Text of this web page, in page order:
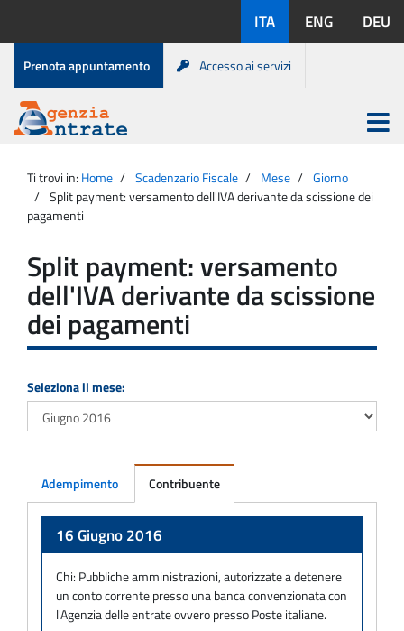
contenuto
disponibili:
ITA ENG DEU
Menu
di
servizio
Prenota appuntamento Accesso ai servizi
Agenzia
Entrate
Apri
menu
principale
Ti trovi in: Home Scadenzario Fiscale Mese
Giorno
Split payment: versamento dell'IVA derivante da scissione dei
pagamenti
Split payment: versamento
dell'IVA derivante da scissione
dei pagamenti
Seleziona il mese:
Adempimento Contribuente
16 Giugno 2016
Chi: Pubbliche amministrazioni, autorizzate a detenere
un conto corrente presso una banca convenzionata con
l'Agenzia delle entrate ovvero presso Poste italiane.